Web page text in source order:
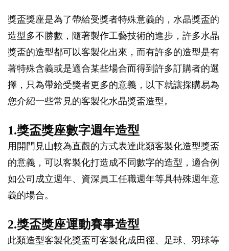
獎盃獎座是為了帶給受獎者特殊意義的，水晶獎盃的
造型多不勝數，隨著製作工藝技術的進步，許多水晶
獎盃的造型都可以客製化出來，而有許多的造型是有
著特殊含義或是適合某些場合而得到許多訂購者的選
擇，只為帶給受獎者更多的意義，以下就讓採購易為
您介紹一些常見的客製化水晶獎盃造型。
1.獎盃獎座數字週年造型
用開門見山較為直觀的方式表達此類客製化造型獎盃
的意義，可以客製化打造成不同數字的造型，適合例
如公司成立週年、資深員工任職週年等具特殊週年意
義的場合。
2.獎盃獎座運動賽事造型
此類造型客製化獎盃可客製化成田徑、足球、羽球等